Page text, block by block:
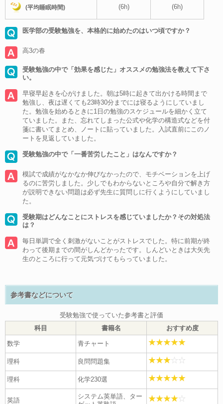
(平均睡眠時間) (6h) (6h)
医学部の受験勉強を、本格的に始めたのはいつ頃ですか？
高3の春
受験勉強の中で「効果を感じた」オススメの勉強法を教えて下さ
い。
早寝早起きを心がけました。朝は5時に起きて出かける時間まで
勉強し、夜は遅くても23時30分までには寝るようにしていまし
た。勉強を始めるときに1日の勉強のスケジュールを細かく立て
ていました。また、忘れてしまった公式や化学の構造式などを付
箋に書いてまとめ、ノートに貼っていました。入試直前にこのノ
ートを見返していました。
受験勉強の中で「一番苦労したこと」はなんですか？
模試で成績がなかなか伸びなかったので、モチベーションを上げ
るのに苦労しました。少しでもわからないところや自分で解き方
が説明できない問題は必ず先生に質問しに行くようにしていまし
た。
受験期はどんなことにストレスを感じていましたか？その対処法
は？
毎日単調で全く刺激がないことがストレスでした。特に前期が終
わって後期までの間がしんどかったです。しんどいときは大矢先
生のところに行って元気づけてもらっていました。
参考書などについて
受験勉強で使っていた参考書と評価
科目
書籍名 おすすめ度
数学 青チャート
理科 良問問題集
理科 化学230選
英語
システム英単語、ター